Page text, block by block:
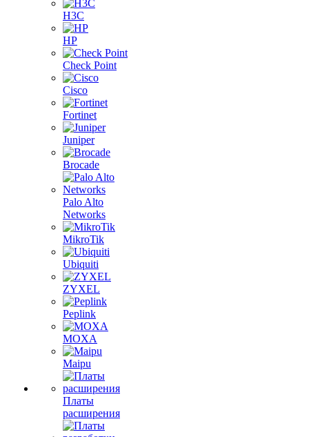
H3C
HP
Check Point
Cisco
Fortinet
Juniper
Brocade
Palo Alto
Networks
MikroTik
Ubiquiti
ZYXEL
Peplink
MOXA
Maipu
Платы
расширения